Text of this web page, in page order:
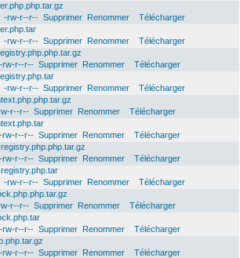
-rw-r--r-- Supprimer Renommer
Télécharger
-rw-r--r-- Supprimer Renommer
Télécharger
-rw-r--r-- Supprimer Renommer
Télécharger
-rw-r--r-- Supprimer Renommer
Télécharger
r--r-- Supprimer Renommer
Télécharger
-rw-r--r-- Supprimer Renommer
Télécharger
-rw-r--r-- Supprimer Renommer
Télécharger
-rw-r--r-- Supprimer Renommer
Télécharger
r--r-- Supprimer Renommer
Télécharger
-rw-r--r-- Supprimer Renommer
Télécharger
-rw-r--r-- Supprimer Renommer
Télécharger